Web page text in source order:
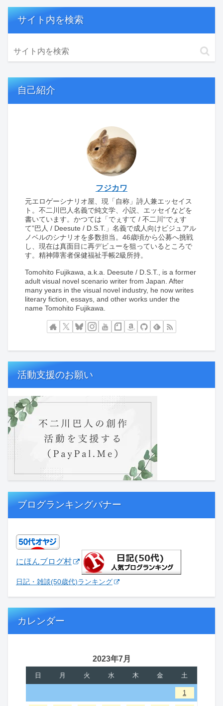
サイト内を検索
自己紹介
フジカワ
元エロゲーシナリオ屋、現「自称」詩人兼エッセイス
ト。不二川巴人名義で純文学、小説、エッセイなどを
書いています。かつては「でぇすて / 不二川“でぇす
て”巴人 / Deesute / D.S.T.」名義で成人向けビジュアル
ノベルのシナリオを多数担当。46歳頃から公募へ挑戦
し、現在は真面目に再デビューを狙っているところで
す。精神障害者保健福祉手帳2級所持。
Tomohito Fujikawa, a.k.a. Deesute / D.S.T., is a former
adult visual novel scenario writer from Japan. After
many years in the visual novel industry, he now writes
literary fiction, essays, and other works under the
name Tomohito Fujikawa.
活動支援のお願い
ブログランキングバナー
にほんブログ村
日記・雑談(50歳代)ランキング
カレンダー
2023年7月
日 月 火 水 木 金 土
1